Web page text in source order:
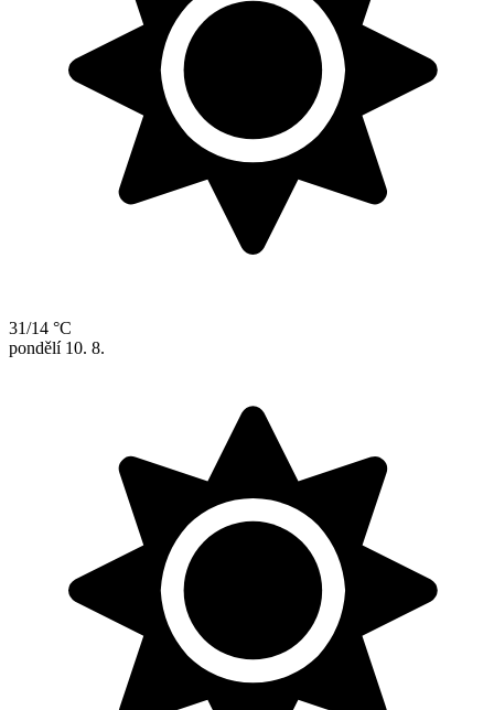
31/14 °C
pondělí 10. 8.